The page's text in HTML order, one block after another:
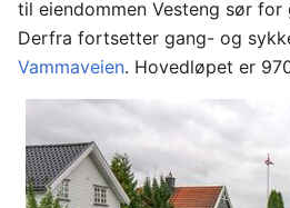
til eiendommen Vesteng sør for
Derfra fortsetter gang- og
Vammaveien. Hovedløpet er